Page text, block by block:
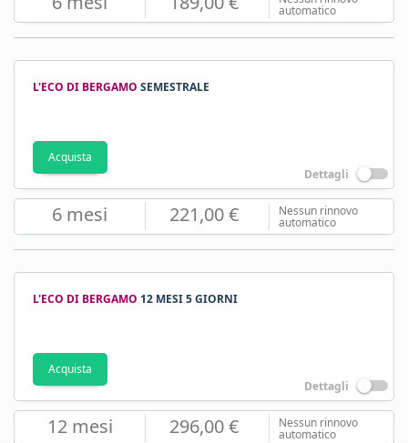
automatico
L'ECO DI BERGAMO SEMESTRALE
Acquista
Dettagli
6 mesi 221,00 € Nessun rinnovo
automatico
L'ECO DI BERGAMO 12 MESI 5 GIORNI
Acquista
Dettagli
12 mesi 296,00 € Nessun rinnovo
automatico